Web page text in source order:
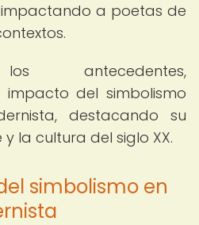
a poetas de
antecedentes,
del simbolismo
destacando su
la cultura del siglo XX.
simbolismo en